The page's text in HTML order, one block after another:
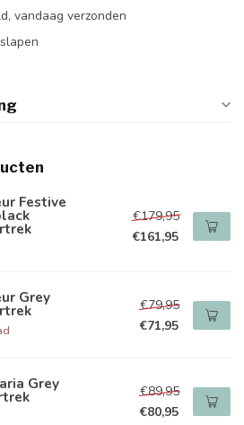
vandaag verzonden
Festive
€179,95
€161,95
Grey
€79,95
€71,95
Grey
€89,95
€80,95